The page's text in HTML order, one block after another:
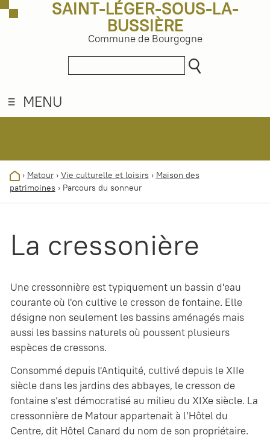
SAINT-LÉGER-SOUS-LA-
BUSSIÈRE
Commune de Bourgogne
MENU
› Matour› Vie culturelle et loisirs › Maison des
patrimoines › Parcours du sonneur
La cressonière
Une cressonnière est typiquement un bassin d'eau
courante où l'on cultive le cresson de fontaine. Elle
désigne non seulement les bassins aménagés mais
aussi les bassins naturels où poussent plusieurs
espèces de cressons.
Consommé depuis l'Antiquité, cultivé depuis le XIIe
siècle dans les jardins des abbayes, le cresson de
fontaine s’est démocratisé au milieu du XIXe siècle. La
cressonnière de Matour appartenait à l’Hôtel du
Centre, dit Hôtel Canard du nom de son propriétaire.